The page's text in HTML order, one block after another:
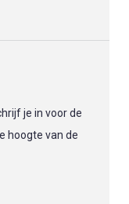
je in voor de
hoogte van de